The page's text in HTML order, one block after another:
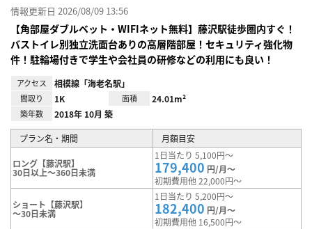
情報更新日 2026/08/09 13:56
【角部屋ダブルベット・WIFIネット無料】藤沢駅徒歩圏内すぐ！
バストイレ別独立洗面台ありの高層階部屋！セキュリティ強化物
件！駐輪場付きで学生や会社員の研修などの利用にも良い！
アクセス 相模線「海老名駅」
間取り 1K 面積 24.01m²
築年数 2018年 10月 築
プラン名・期間 月額目安
ロング【藤沢駅】
30日以上～360日未満
1日当たり 5,100円～
179,400 円/月～
初期費用他 22,000円～
ショート【藤沢駅】
～30日未満
1日当たり 5,200円～
182,400 円/月～
初期費用他 16,500円～